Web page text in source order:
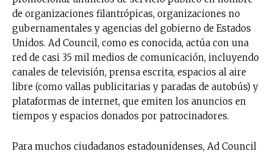
de organizaciones filantrópicas, organizaciones no
gubernamentales y agencias del gobierno de Estados
Unidos. Ad Council, como es conocida, actúa con una
red de casi 35 mil medios de comunicación, incluyendo
canales de televisión, prensa escrita, espacios al aire
libre (como vallas publicitarias y paradas de autobús) y
plataformas de internet, que emiten los anuncios en
tiempos y espacios donados por patrocinadores.
Para muchos ciudadanos estadounidenses, Ad Council